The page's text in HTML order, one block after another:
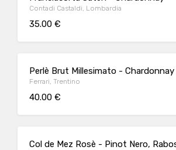
Contadi Castaldi, Lombardia
35.00 €
Perlè Brut Millesimato - Chardonnay
Ferrari, Trentino
40.00 €
Col de Mez Rosè - Pinot Nero,